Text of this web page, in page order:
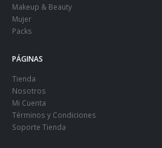
Makeup & Beauty
Mujer
Packs
PÁGINAS
Tienda
Nosotros
Mi Cuenta
Términos y Condiciones
Soporte Tienda